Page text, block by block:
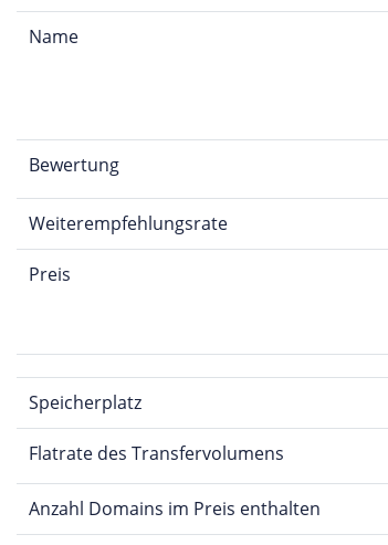
Name
Bewertung
Weiterempfehlungsrate
Preis
Speicherplatz
Flatrate des Transfervolumens
Anzahl Domains im Preis enthalten